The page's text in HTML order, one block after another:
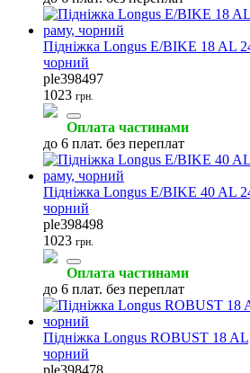
Підніжка Longus E/BIKE 18 AL
чорний
ple398497
1023 грн.
Оплата частинами
до 6 плат. без переплат
Підніжка Longus E/BIKE 40 AL
чорний
ple398498
1023 грн.
Оплата частинами
до 6 плат. без переплат
Підніжка Longus ROBUST 18
чорний
ple398478